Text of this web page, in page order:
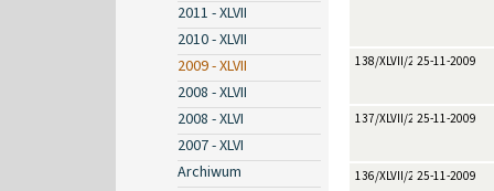
2011 - XLVII
2010 - XLVII
2009 - XLVII
2008 - XLVII
2008 - XLVI
2007 - XLVI
Archiwum
138/XLVII/200925-11-2009
137/XLVII/200925-11-2009
136/XLVII/200925-11-2009